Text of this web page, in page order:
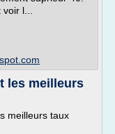
l...
les meilleurs
meilleurs taux